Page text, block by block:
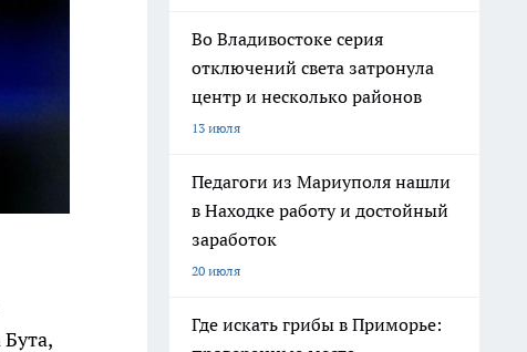
Во Владивостоке серия
отключений света затронула
центр и несколько районов
13 июля
Педагоги из Мариуполя нашли
в Находке работу и достойный
заработок
20 июля
Где искать грибы в Приморье: